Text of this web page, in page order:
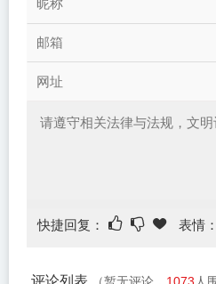
快捷回复： 表情：